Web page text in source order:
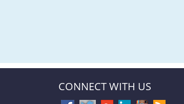
CONNECT WITH US